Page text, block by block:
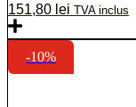
151,80 lei TVA inclus
-10%